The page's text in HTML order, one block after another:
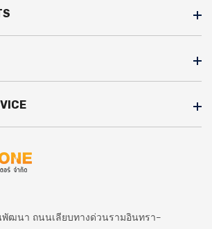
ฒนา ถนนเลียบทางด่วนรามอินทรา-